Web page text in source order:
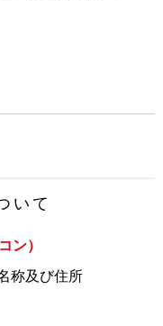
いて
ン）
称及び住所